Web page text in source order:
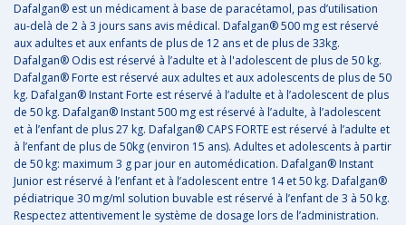
Dafalgan® est un médicament à base de paracétamol, pas d’utilisation
au-delà de 2 à 3 jours sans avis médical. Dafalgan® 500 mg est réservé
aux adultes et aux enfants de plus de 12 ans et de plus de 33kg.
Dafalgan® Odis est réservé à l’adulte et à l'adolescent de plus de 50 kg.
Dafalgan® Forte est réservé aux adultes et aux adolescents de plus de 50
kg. Dafalgan® Instant Forte est réservé à l’adulte et à l’adolescent de plus
de 50 kg. Dafalgan® Instant 500 mg est réservé à l’adulte, à l’adolescent
et à l’enfant de plus 27 kg. Dafalgan® CAPS FORTE est réservé à l’adulte et
à l’enfant de plus de 50kg (environ 15 ans). Adultes et adolescents à partir
de 50 kg: maximum 3 g par jour en automédication. Dafalgan® Instant
Junior est réservé à l’enfant et à l’adolescent entre 14 et 50 kg. Dafalgan®
pédiatrique 30 mg/ml solution buvable est réservé à l’enfant de 3 à 50 kg.
Respectez attentivement le système de dosage lors de l’administration.